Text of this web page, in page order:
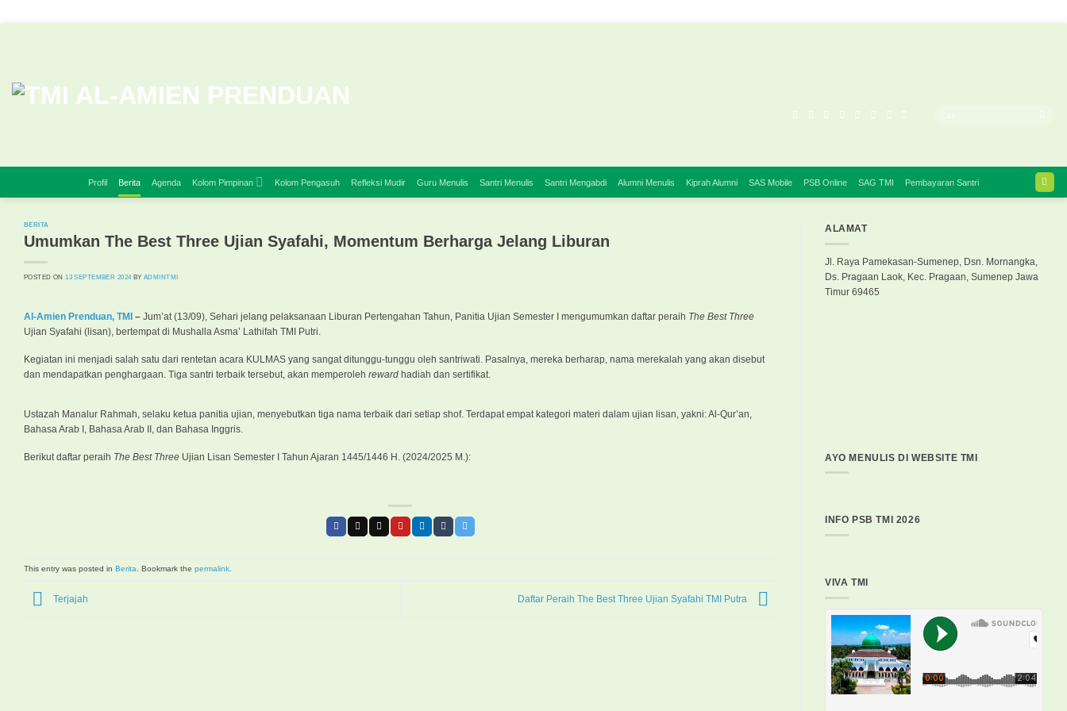
Profil Berita Agenda Kolom Pimpinan Kolom Pengasuh Refleksi Mudir Guru Menulis Santri Menulis Santri Mengabdi Alumni Menulis Kiprah Alumni SAS Mobile PSB Online SAG TMI Pembayaran Santri
BERITA
Umumkan The Best Three Ujian Syafahi, Momentum Berharga Jelang Liburan
POSTED ON13 SEPTEMBER 2024 BYADMINTMI
Al-Amien Prenduan, TMI – Jum’at (13/09), Sehari jelang pelaksanaan Liburan Pertengahan Tahun, Panitia Ujian Semester I mengumumkan daftar peraih The Best Three
Ujian Syafahi (lisan), bertempat di Mushalla Asma’ Lathifah TMI Putri.
Kegiatan ini menjadi salah satu dari rentetan acara KULMAS yang sangat ditunggu-tunggu oleh santriwati. Pasalnya, mereka berharap, nama merekalah yang akan disebut
dan mendapatkan penghargaan. Tiga santri terbaik tersebut, akan memperoleh reward hadiah dan sertifikat.
Ustazah Manalur Rahmah, selaku ketua panitia ujian, menyebutkan tiga nama terbaik dari setiap shof. Terdapat empat kategori materi dalam ujian lisan, yakni: Al-Qur’an,
Bahasa Arab I, Bahasa Arab II, dan Bahasa Inggris.
Berikut daftar peraih The Best Three Ujian Lisan Semester I Tahun Ajaran 1445/1446 H. (2024/2025 M.):
This entry was posted in Berita. Bookmark the permalink.
Terjajah Daftar Peraih The Best Three Ujian Syafahi TMI Putra
ALAMAT
Jl. Raya Pamekasan-Sumenep, Dsn. Mornangka,
Ds. Pragaan Laok, Kec. Pragaan, Sumenep Jawa
Timur 69465
AYO MENULIS DI WEBSITE TMI
INFO PSB TMI 2026
VIVA TMI